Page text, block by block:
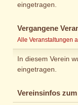
eingetragen.
Vergangene
Alle Veranstaltungen
In diesem Verein
eingetragen.
Vereinsinfos